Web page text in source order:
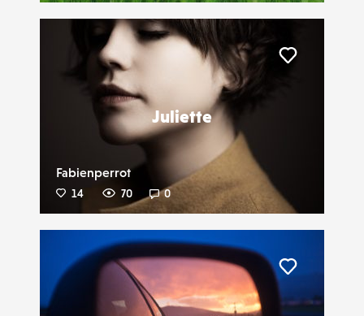
Juliette
Fabienperrot
14 70 0
Liker